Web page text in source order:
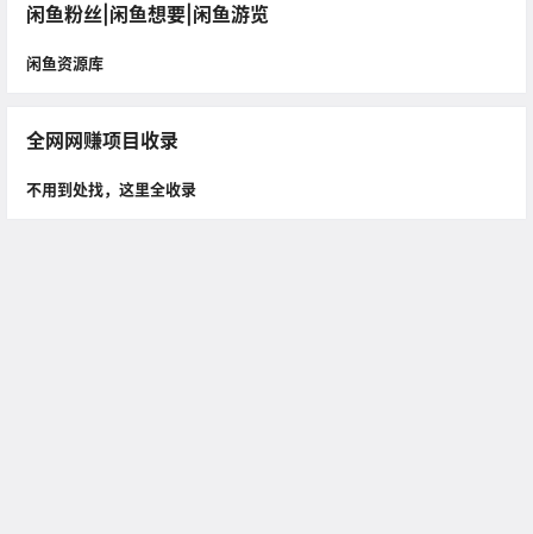
闲鱼粉丝|闲鱼想要|闲鱼游览
闲鱼资源库
全网网赚项目收录
不用到处找，这里全收录